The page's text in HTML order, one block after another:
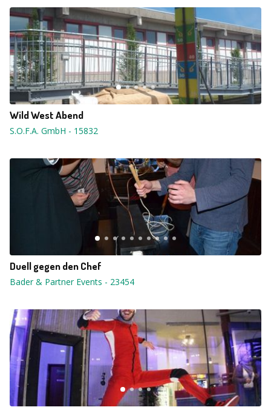
Wild West Abend
S.O.F.A. GmbH - 15832
Duell gegen den Chef
Bader & Partner Events - 23454